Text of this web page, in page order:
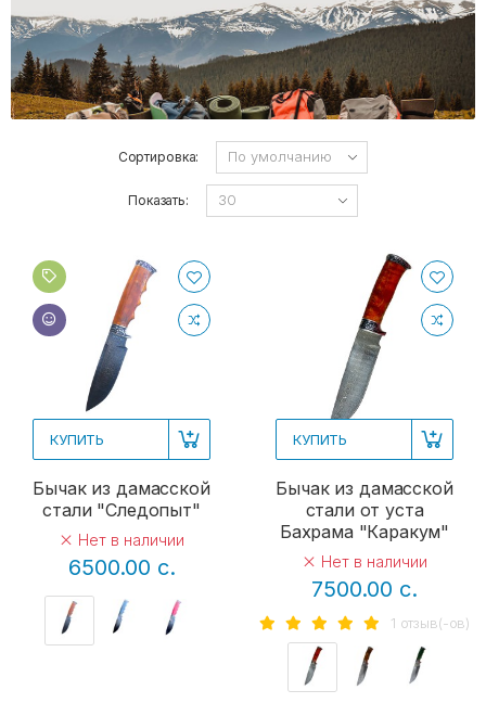
Сортировка:
Показать:
КУПИТЬ
Бычак из дамасской
стали "Следопыт"
Нет в наличии
6500.00 с.
КУПИТЬ
Бычак из дамасской
стали от уста
Бахрама "Каракум"
Нет в наличии
7500.00 с.
1 отзыв(-ов)